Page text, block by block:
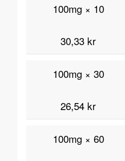
100mg × 10
30,33 kr
100mg × 30
26,54 kr
100mg × 60